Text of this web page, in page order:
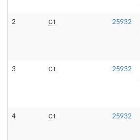
2 C1 25932
3 C1 25932
4 C1 25932